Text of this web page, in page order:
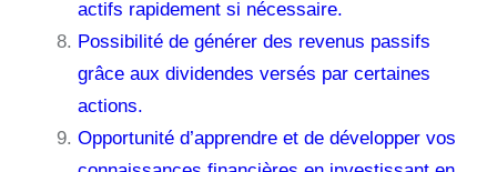
actifs rapidement si nécessaire.
Possibilité de générer des revenus passifs
grâce aux dividendes versés par certaines
actions.
Opportunité d’apprendre et de développer vos